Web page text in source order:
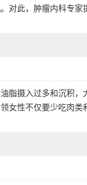
对此，肿瘤内科专
脂摄入过多和沉积
女性不仅要少吃肉